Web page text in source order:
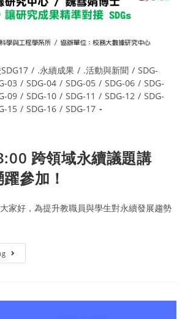
/ .永續成果 / .活動與新聞 / SDG-
03 / SDG-04 / SDG-05 / SDG-06 / SDG-
09 / SDG-10 / SDG-11 / SDG-12 / SDG-
15 / SDG-16 / SDG-17
跨領域永續議題講
參加！
家好，為提升教職員與學生對永續發展趨勢